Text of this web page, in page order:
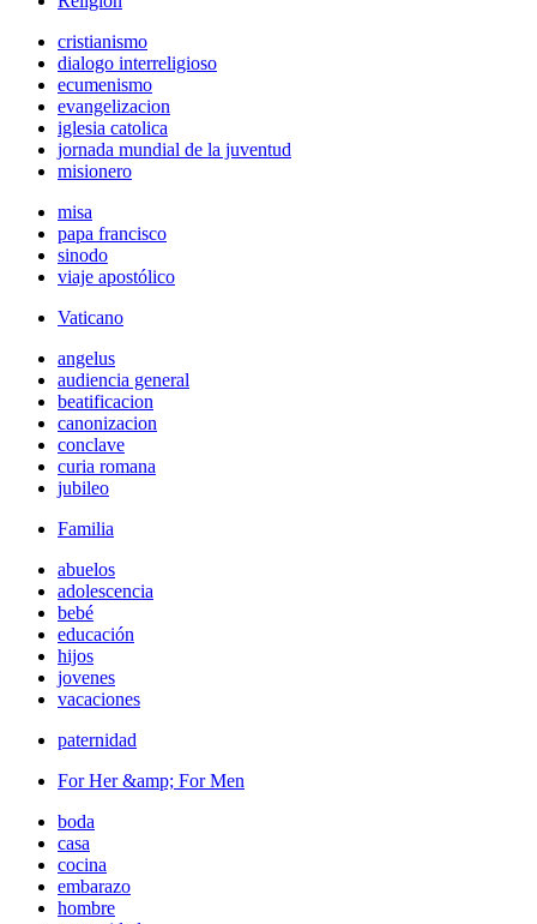
cristianismo
dialogo interreligioso
ecumenismo
evangelizacion
iglesia catolica
jornada mundial de la juventud
misionero
misa
papa francisco
sinodo
viaje apostólico
Vaticano
angelus
audiencia general
beatificacion
canonizacion
conclave
curia romana
jubileo
Familia
abuelos
adolescencia
bebé
educación
hijos
jovenes
vacaciones
paternidad
For Her &amp; For Men
boda
casa
cocina
embarazo
hombre